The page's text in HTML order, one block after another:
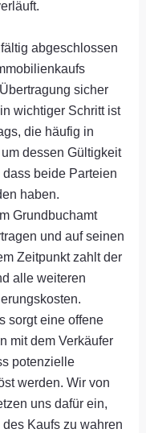
abgeschlossen
sicher
wichtiger Schritt ist
die häufig in
dessen Gültigkeit
beide Parteien
haben.
Grundbuchamt
und auf seinen
Zeitpunkt zahlt der
alle weiteren
sorgt eine offene
mit dem Verkäufer
potenzielle
werden. Wir von
uns dafür ein,
Kaufs zu wahren